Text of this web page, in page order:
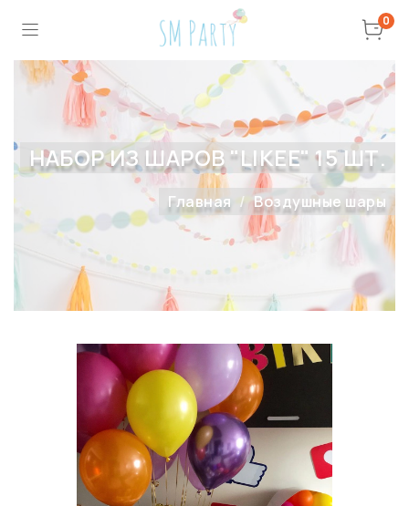
0
НАБОР ИЗ ШАРОВ "LIKEE" 15 ШТ.
Главная Воздушные шары